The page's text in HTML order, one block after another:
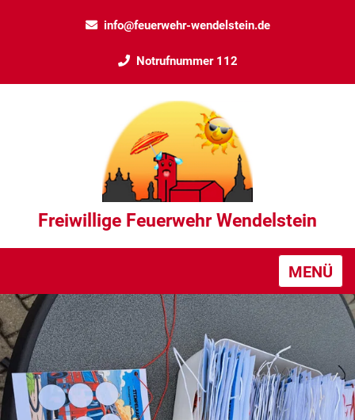
info@feuerwehr-wendelstein.de
Notrufnummer 112
Freiwillige Feuerwehr Wendelstein
MENÜ